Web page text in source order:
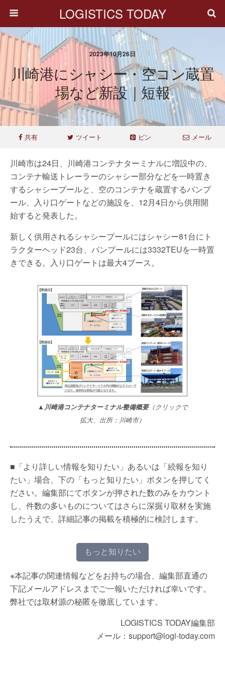
LOGISTICS TODAY
2023年10月26日
川崎港にシャシー・空コン蔵置
場など新設｜短報
共有 ツイート ピン メール
川崎市は24日、川崎港コンテナターミナルに増設中の、
コンテナ輸送トレーラーのシャシー部分などを一時置き
するシャシープールと、空のコンテナを蔵置するバンプ
ール、入り口ゲートなどの施設を、12月4日から供用開
始すると発表した。
新しく供用されるシャシープールにはシャシー81台にト
ラクターヘッド23台、バンプールには3332TEUを一時置
きできる。入り口ゲートは最大4ブース。
▲川崎港コンテナターミナル整備概要（クリックで
拡大、出所：川崎市）
■「より詳しい情報を知りたい」あるいは「続報を知り
たい」場合、下の「もっと知りたい」ボタンを押してく
ださい。編集部にてボタンが押された数のみをカウント
し、件数の多いものについてはさらに深掘り取材を実施
したうえで、詳細記事の掲載を積極的に検討します。
もっと知りたい
※本記事の関連情報などをお持ちの場合、編集部直通の
下記メールアドレスまでご一報いただければ幸いです。
弊社では取材源の秘匿を徹底しています。
LOGISTICS TODAY編集部
メール：support@logi-today.com